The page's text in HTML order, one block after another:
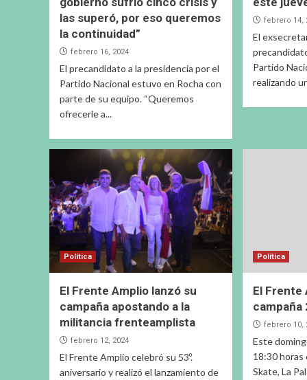
las superó, por eso queremos
la continuidad”
febrero 16, 2024
El precandidato a la presidencia por el
Partido Nacional estuvo en Rocha con
parte de su equipo. “Queremos
ofrecerle a...
febrero 14,
El
Partido
realizando
Política
El Frente Amplio lanzó su
campaña apostando a la
militancia frenteamplista
febrero 12, 2024
El Frente Amplio celebró su 53º.
aniversario y realizó el lanzamiento de
Política
El Frente
campaña
febrero 10,
Este
18:30 horas
Skate, La